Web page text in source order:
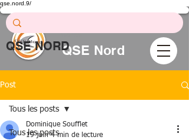
qse.nord.9/
QSE Nord
Conseil
QSE NORD
Post
Tous les posts
Tous les posts
Dominique Soufflet
19 juin 4 min de lecture